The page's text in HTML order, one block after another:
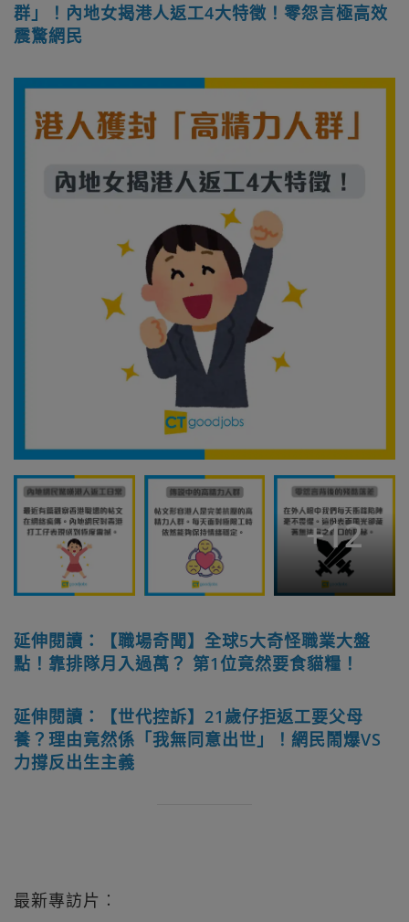
群」！內地女揭港人返工4大特徵！零怨言極高效
震驚網民
+12
延伸閱讀：【職場奇聞】全球5大奇怪職業大盤
點！靠排隊月入過萬？ 第1位竟然要食貓糧！
延伸閱讀：【世代控訴】21歲仔拒返工要父母
養？理由竟然係「我無同意出世」！網民鬧爆VS
力撐反出生主義
最新專訪片︰